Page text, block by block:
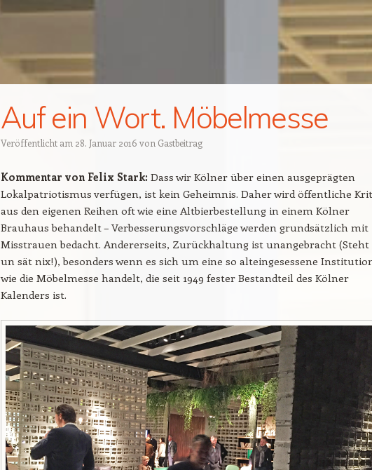
Auf ein Wort. Möbelmesse
Veröffentlicht am 28. Januar 2016 von Gastbeitrag
Kommentar von Felix Stark: Dass wir Kölner über einen ausgeprägten
Lokalpatriotismus verfügen, ist kein Geheimnis. Daher wird öffentliche
aus den eigenen Reihen oft wie eine Altbierbestellung in einem Kölner
Brauhaus behandelt – Verbesserungsvorschläge werden grundsätzlich mit
Misstrauen bedacht. Andererseits, Zurückhaltung ist unangebracht (Steht
un sät nix!), besonders wenn es sich um eine so alteingesessene
wie die Möbelmesse handelt, die seit 1949 fester Bestandteil des Kölner
Kalenders ist.